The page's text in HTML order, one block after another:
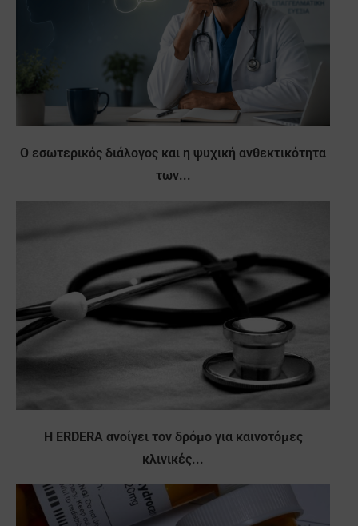
Ο εσωτερικός διάλογος και η ψυχική ανθεκτικότητα
των...
Η ERDERA ανοίγει τον δρόμο για καινοτόμες
κλινικές...